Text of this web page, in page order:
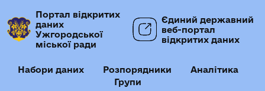
Портал відкритих
даних
Ужгородської
міської ради
Єдиний державний
веб-портал
відкритих даних
Набори даних Розпорядники
Аналітика
Групи